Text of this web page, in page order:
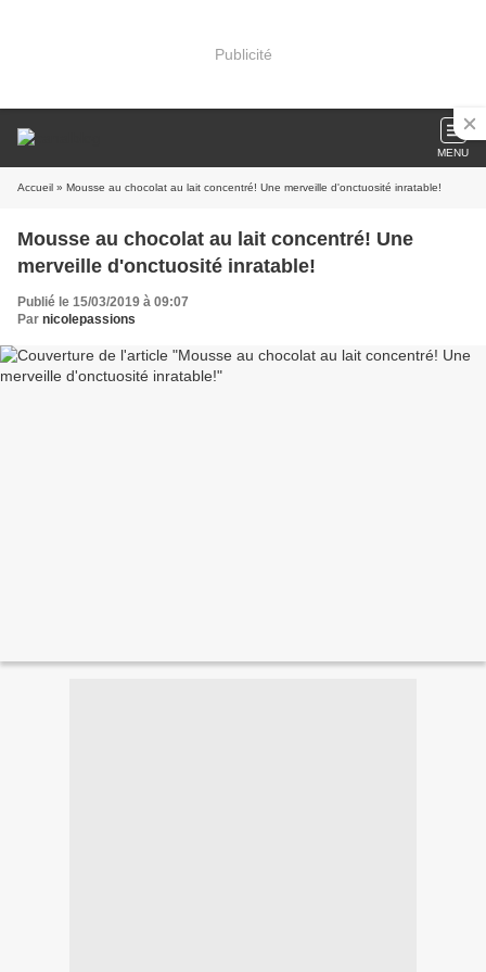
Publicité
MENU
Accueil » Mousse au chocolat au lait concentré! Une merveille d'onctuosité inratable!
Mousse au chocolat au lait concentré! Une
merveille d'onctuosité inratable!
Publié le 15/03/2019 à 09:07
Par nicolepassions